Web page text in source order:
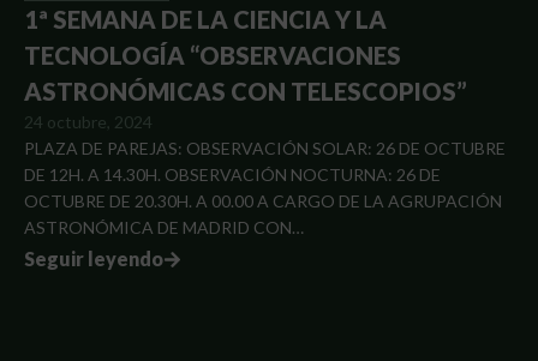
1ª SEMANA DE LA CIENCIA Y LA
TECNOLOGÍA “OBSERVACIONES
ASTRONÓMICAS CON TELESCOPIOS”
24 octubre, 2024
PLAZA DE PAREJAS: OBSERVACIÓN SOLAR: 26 DE OCTUBRE
DE 12H. A 14.30H. OBSERVACIÓN NOCTURNA: 26 DE
OCTUBRE DE 20.30H. A 00.00 A CARGO DE LA AGRUPACIÓN
ASTRONÓMICA DE MADRID CON…
Seguir leyendo